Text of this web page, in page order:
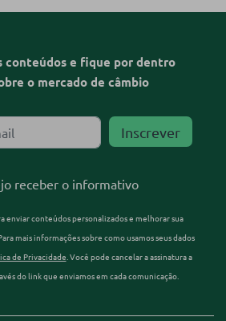
conteúdos e fique por dentro
o mercado de câmbio
receber o informativo
enviar conteúdos personalizados e melhorar sua
mais informações sobre como usamos seus dados
de Privacidade. Você pode cancelar a assinatura a
do link que enviamos em cada comunicação.